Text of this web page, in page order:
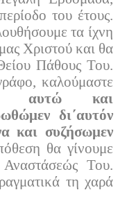
του έτους.
τα ίχνη
Χριστού και θα
Πάθους Του.
καλούμαστε
αυτώ και
δι΄αυτόν
και συζήσωμεν
θα γίνουμε
Αναστάσεώς Του.
τη χαρά